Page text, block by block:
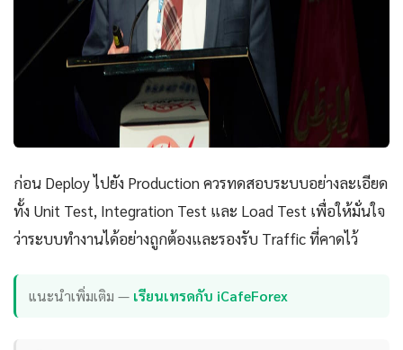
ก่อน Deploy ไปยัง Production ควรทดสอบระบบอย่างละเอียด
ทั้ง Unit Test, Integration Test และ Load Test เพื่อให้มั่นใจ
ว่าระบบทำงานได้อย่างถูกต้องและรองรับ Traffic ที่คาดไว้
แนะนำเพิ่มเติม — เรียนเทรดกับ iCafeForex